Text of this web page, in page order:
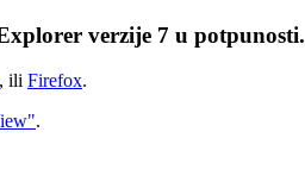
verzije 7 u potpunosti.
, ili Firefox.
.